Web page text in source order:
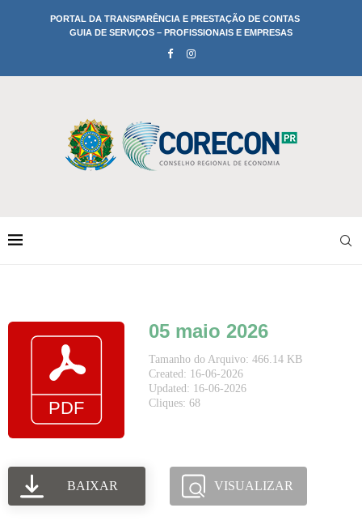
PORTAL DA TRANSPARÊNCIA E PRESTAÇÃO DE CONTAS
GUIA DE SERVIÇOS – PROFISSIONAIS E EMPRESAS
05 maio 2026
Tamanho do Arquivo: 466.14 KB
Created: 16-06-2026
Updated: 16-06-2026
Cliques: 68
BAIXAR VISUALIZAR